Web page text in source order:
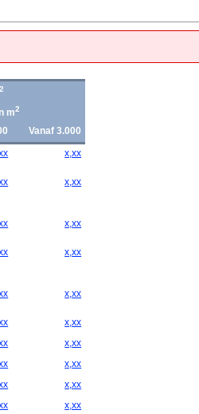
2
m2
Vanaf 3.000
x,xx
x,xx
x,xx
x,xx
x,xx
x,xx
x,xx
x,xx
x,xx
x,xx